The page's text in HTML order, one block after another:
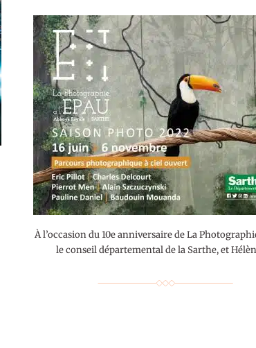
À l’occasion du 10e anniversaire de La
le conseil départemental de la Sarthe, et